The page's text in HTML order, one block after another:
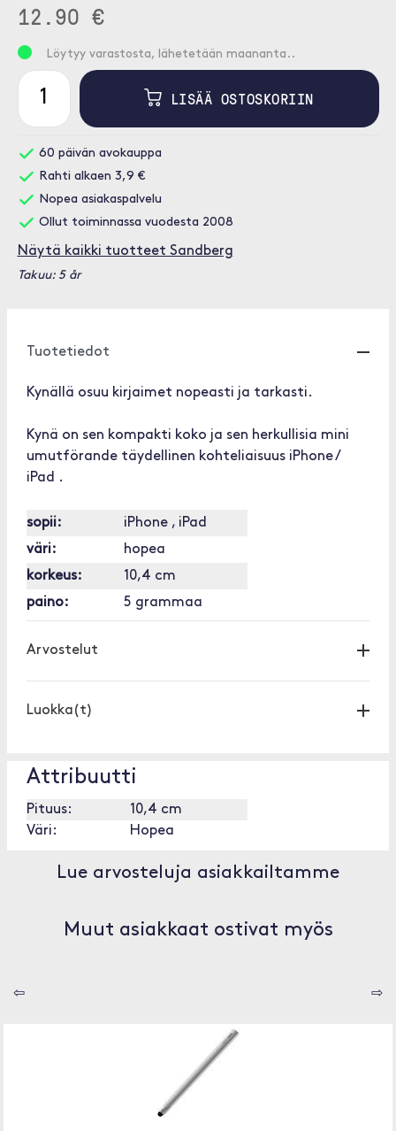
12.90 €
Löytyy varastosta, lähetetään maananta..
LISÄÄ OSTOSKORIIN
60 päivän avokauppa
Rahti alkaen 3,9 €
Nopea asiakaspalvelu
Ollut toiminnassa vuodesta 2008
Näytä kaikki tuotteet Sandberg
Takuu: 5 år
Tuotetiedot
Kynällä osuu kirjaimet nopeasti ja tarkasti.
Kynä on sen kompakti koko ja sen herkullisia mini
umutförande täydellinen kohteliaisuus iPhone /
iPad .
sopii:
iPhone , iPad
väri:
hopea
korkeus:
10,4 cm
paino:
5 grammaa
Arvostelut
Luokka(t)
Attribuutti
Pituus:
10,4 cm
Väri:
Hopea
Lue arvosteluja asiakkailtamme
Muut asiakkaat ostivat myös
⇦ ⇨